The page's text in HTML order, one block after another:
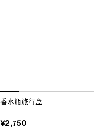
香水瓶旅行盒
¥2,750